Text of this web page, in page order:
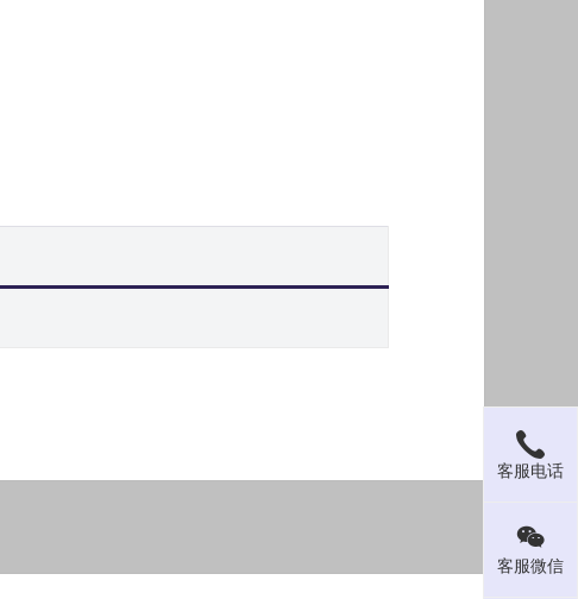
客服电话
客服微信